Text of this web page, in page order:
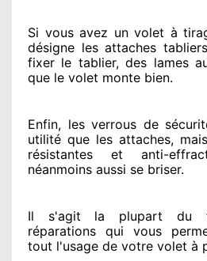
Si vous avez un volet à
désigne les attaches
fixer le tablier, des lames
que le volet monte bien.
Enfin, les verrous de
utilité que les attaches,
résistantes et anti-
néanmoins aussi se briser.
Il s'agit la plupart du
réparations qui vous
tout l'usage de votre volet à